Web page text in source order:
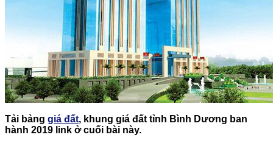
Tải bảng giá đất, khung giá đất tỉnh Bình Dương ban
hành 2019 link ở cuối bài này.